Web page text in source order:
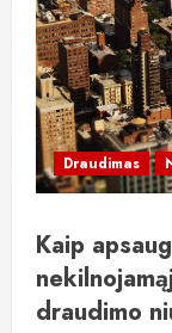
Draudimas
Kaip
draudimo